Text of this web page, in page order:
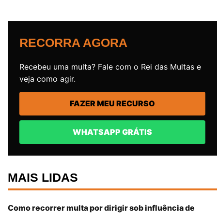
RECORRA AGORA
Recebeu uma multa? Fale com o Rei das Multas e
veja como agir.
FAZER MEU RECURSO
WHATSAPP GRÁTIS
MAIS LIDAS
Como recorrer multa por dirigir sob influência de